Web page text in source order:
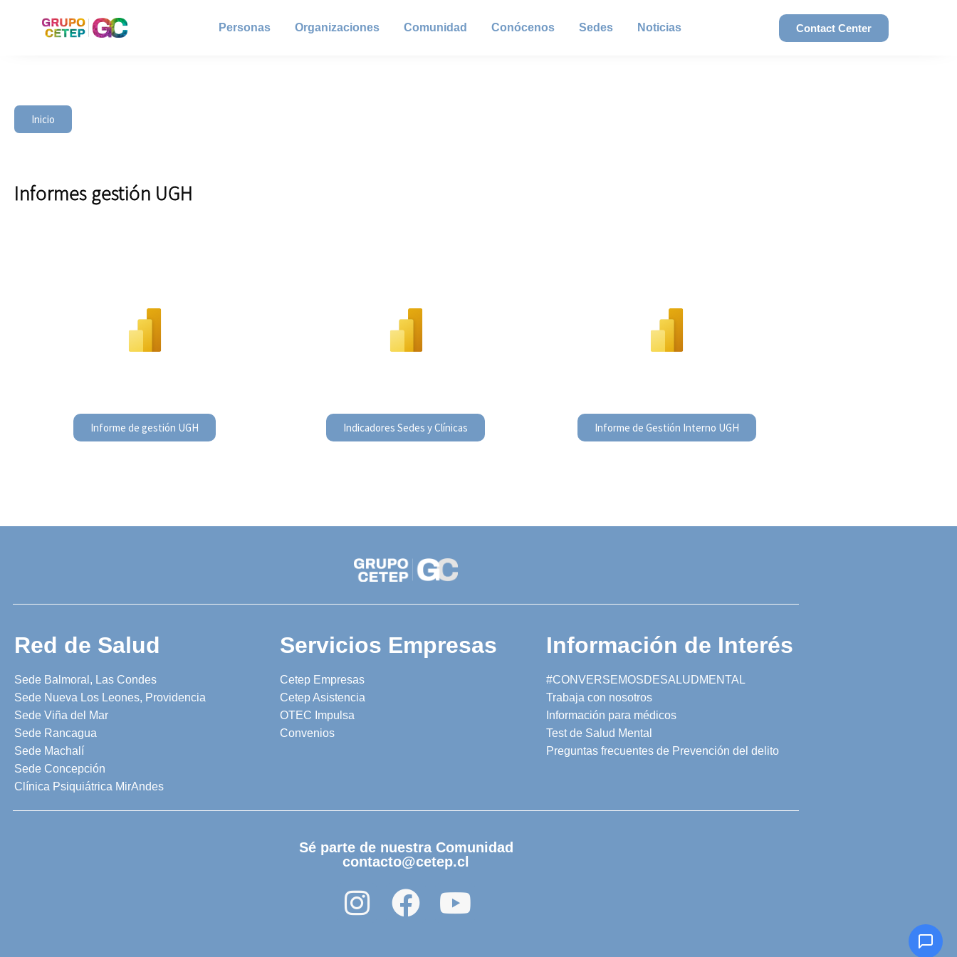
Personas Organizaciones Comunidad Conócenos Sedes Noticias Contact Center
Inicio
Informes gestión UGH
Informe de gestión UGH Indicadores Sedes y Clínicas Informe de Gestión Interno UGH
Red de Salud
Sede Balmoral, Las Condes
Sede Nueva Los Leones, Providencia
Sede Viña del Mar
Sede Rancagua
Sede Machalí
Sede Concepción
Clínica Psiquiátrica MirAndes
Servicios Empresas
Cetep Empresas
Cetep Asistencia
OTEC Impulsa
Convenios
Información de Interés
#CONVERSEMOSDESALUDMENTAL
Trabaja con nosotros
Información para médicos
Test de Salud Mental
Preguntas frecuentes de Prevención del delito
Sé parte de nuestra Comunidad
contacto@cetep.cl